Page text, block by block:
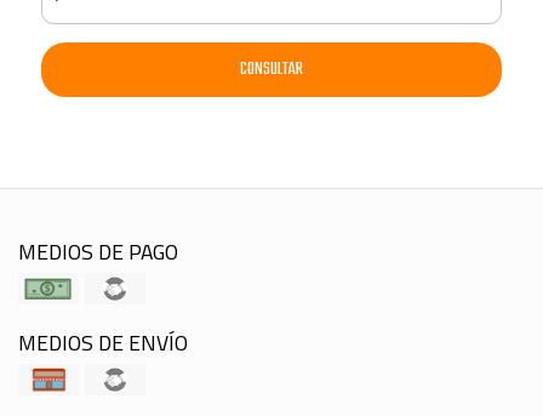
CONSULTAR
MEDIOS DE PAGO
MEDIOS DE ENVÍO